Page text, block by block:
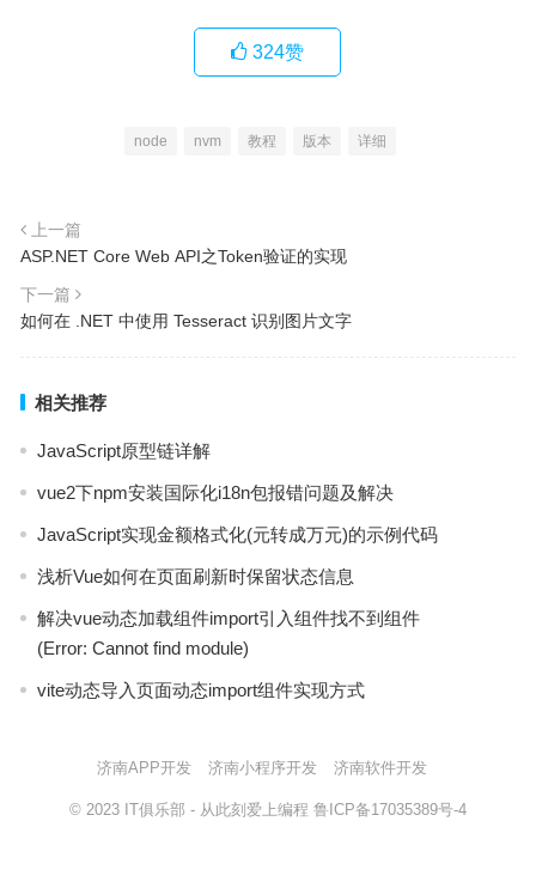
324赞
node nvm 教程 版本 详细
上一篇
ASP.NET Core Web API之Token验证的实现
下一篇
如何在 .NET 中使用 Tesseract 识别图片文字
相关推荐
JavaScript原型链详解
vue2下npm安装国际化i18n包报错问题及解决
JavaScript实现金额格式化(元转成万元)的示例代码
浅析Vue如何在页面刷新时保留状态信息
解决vue动态加载组件import引入组件找不到组件
(Error: Cannot find module)
vite动态导入页面动态import组件实现方式
济南APP开发 济南小程序开发 济南软件开发
© 2023 IT俱乐部 - 从此刻爱上编程 鲁ICP备17035389号-4